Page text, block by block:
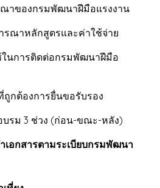
ของกรมพัฒนาฝีมือแรงงาน
าหลักสูตรและค่าใช้จ่าย
นการติดต่อกรมพัฒนาฝีมือ
กต้องการยื่นขอรับรอง
ม 3 ช่วง (ก่อน-ขณะ-หลัง)
เอกสารตามระเบียบกรมพัฒนา